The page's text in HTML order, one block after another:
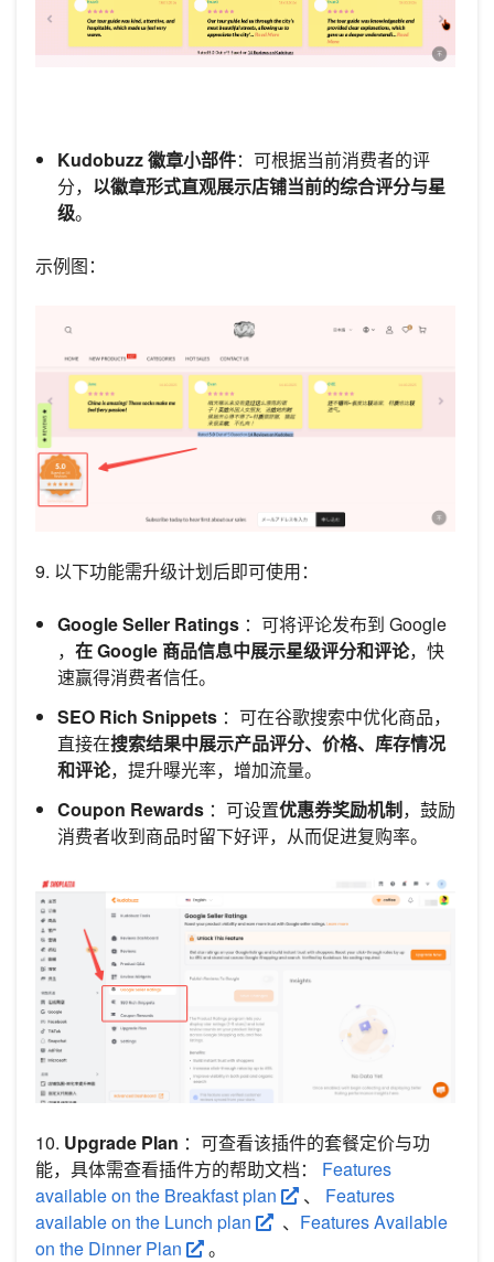
Kudobuzz 徽章小部件：可根据当前消费者的评
分， 以徽章形式直观展示店铺当前的综合评分与星
级。
示例图：
9. 以下功能需升级计划后即可使用：
Google Seller Ratings ：可将评论发布到 Google
， 在 Google 商品信息中展示星级评分和评论，快
速赢得消费者信任。
SEO Rich Snippets ：可在谷歌搜索中优化商品，
直接在搜索结果中展示产品评分、价格、库存情况
和评论，提升曝光率，增加流量。
Coupon Rewards ：可设置优惠券奖励机制，鼓励
消费者收到商品时留下好评，从而促进复购率。
10. Upgrade Plan ：可查看该插件的套餐定价与功
能，具体需查看插件方的帮助文档： Features
available on the Breakfast plan
、 Features
available on the Lunch plan
、 Features Available
on the Dinner Plan
。